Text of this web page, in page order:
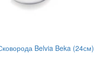
Belvia Beka (24см)